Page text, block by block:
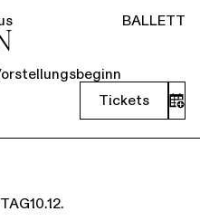
BALLETT
Tickets
10.12.